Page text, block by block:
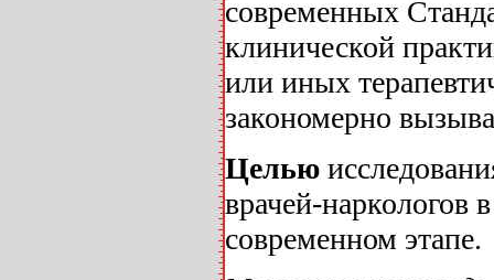
современных
клинической
или иных
закономерно
Целью
врачей-наркологов
современном этапе.